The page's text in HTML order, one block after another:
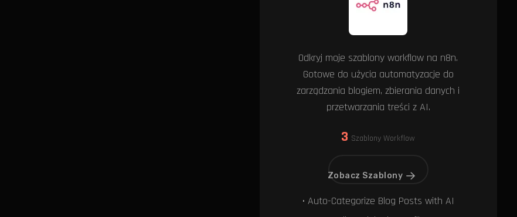
Odkryj moje szablony workflow na n8n.
Gotowe do użycia automatyzacje do
zarządzania blogiem, zbierania danych i
przetwarzania treści z AI.
3 Szablony Workflow
Zobacz Szablony
• Auto-Categorize Blog Posts with AI